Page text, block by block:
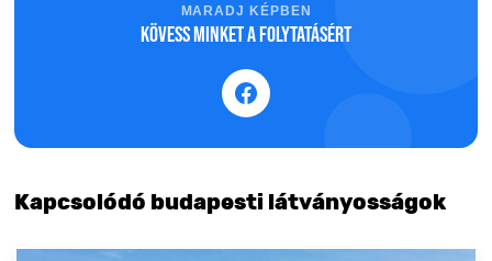
MARADJ KÉPBEN
Kövess minket a folytatásért
Kapcsolódó budapesti látványosságok